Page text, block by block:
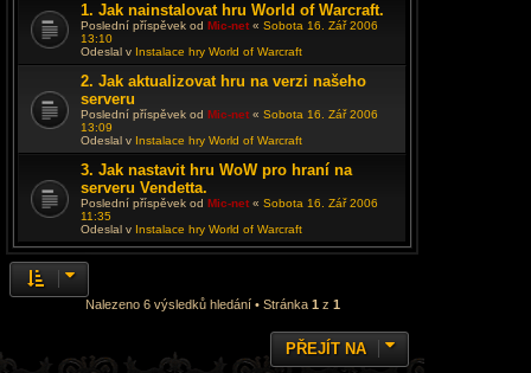
1. Jak nainstalovat hru World of Warcraft.
Poslední příspěvek od Mic-net « Sobota 16. Zář 2006
13:10
Odeslal v Instalace hry World of Warcraft
2. Jak aktualizovat hru na verzi našeho
serveru
Poslední příspěvek od Mic-net « Sobota 16. Zář 2006
13:09
Odeslal v Instalace hry World of Warcraft
3. Jak nastavit hru WoW pro hraní na
serveru Vendetta.
Poslední příspěvek od Mic-net « Sobota 16. Zář 2006
11:35
Odeslal v Instalace hry World of Warcraft
Nalezeno 6 výsledků hledání • Stránka 1 z 1
PŘEJÍT NA